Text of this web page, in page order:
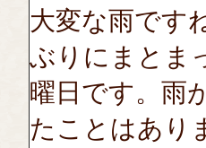
大変な雨です
ぶりにまとま
曜日です。雨
たことはあり